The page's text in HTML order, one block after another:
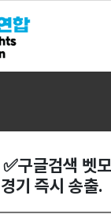
구글검색 벳
기 즉시 송출.